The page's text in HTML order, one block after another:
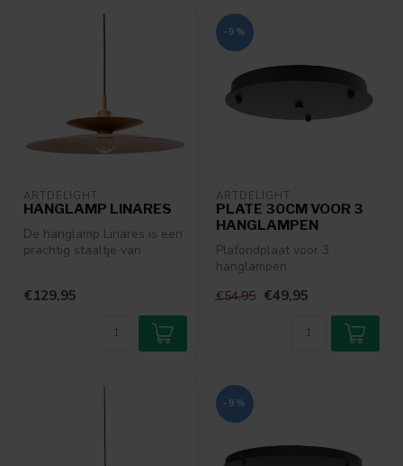
ARTDELIGHT
HANGLAMP LINARES
De hanglamp Linares is een
prachtig staaltje van
€129,95
-9%
ARTDELIGHT
PLATE 30CM VOOR 3
HANGLAMPEN
Plafondplaat voor 3
hanglampen
€54,95 €49,95
-9%